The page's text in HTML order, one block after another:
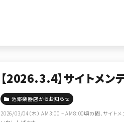
【2026.3.4】サイトメン
池部楽器店からお知らせ
2026/03/04（木） AM3:00 ~ AM8:00頃の間、サイト